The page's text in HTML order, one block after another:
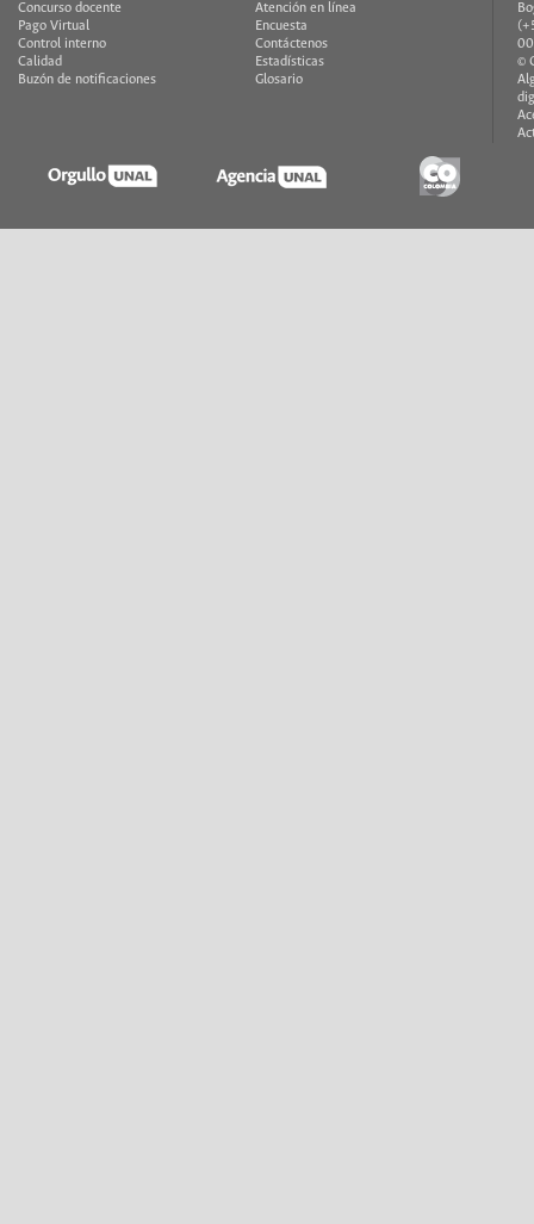
Concurso docente
Pago Virtual
Control interno
Calidad
Buzón de notificaciones
Atención en línea
Encuesta
Contáctenos
Estadísticas
Glosario
©